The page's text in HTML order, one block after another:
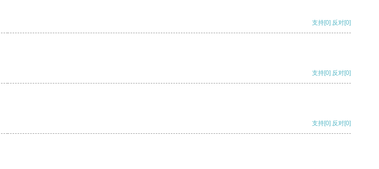
支持[0] 反对[0]
支持[0] 反对[0]
支持[0] 反对[0]